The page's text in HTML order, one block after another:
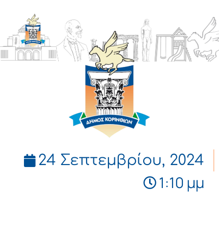
ΔΗΜΟΣ
ΚΟΡΙΝΘΙΩΝ
24 Σεπτεμβρίου, 2024
1:10 μμ